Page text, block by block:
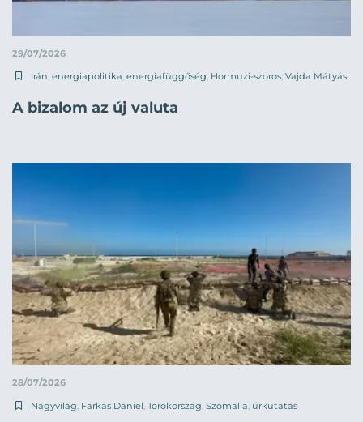
29/07/2026
Irán, energiapolitika, energiafüggőség, Hormuzi-szoros, Vajda Mátyás
A bizalom az új valuta
28/07/2026
Nagyvilág Farkas Dániel Törökország Szomália űrkutatás